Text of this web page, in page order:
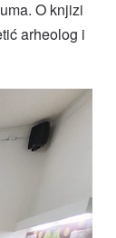
O knjizi
arheolog i